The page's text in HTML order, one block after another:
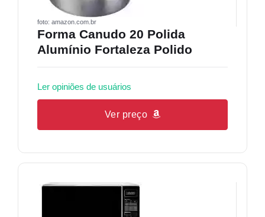
foto: amazon.com.br
Forma Canudo 20 Polida
Alumínio Fortaleza Polido
Ler opiniões de usuários
Ver preço